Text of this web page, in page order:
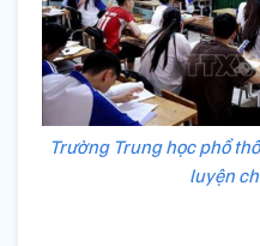
Trường Trung học phổ
luyện